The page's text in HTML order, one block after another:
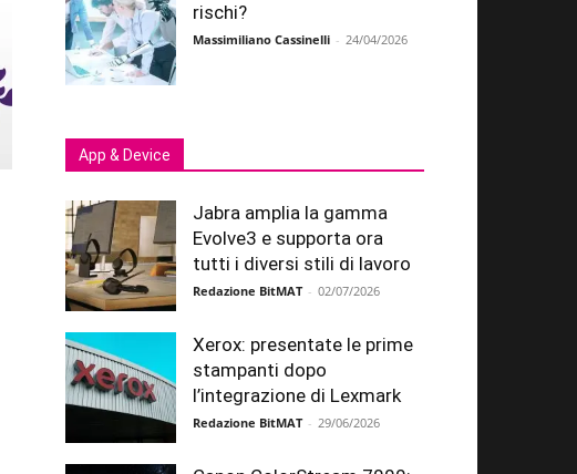
rischi?
Massimiliano Cassinelli - 24/04/2026
App & Device
Jabra amplia la gamma
Evolve3 e supporta ora
tutti i diversi stili di lavoro
Redazione BitMAT - 02/07/2026
Xerox: presentate le prime
stampanti dopo
l’integrazione di Lexmark
Redazione BitMAT - 29/06/2026